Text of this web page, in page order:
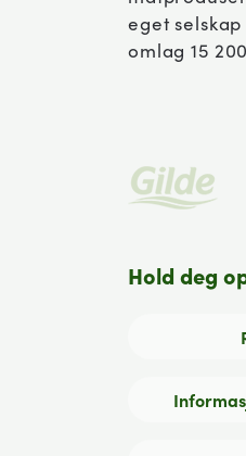
eget
omlag 15
Hold deg